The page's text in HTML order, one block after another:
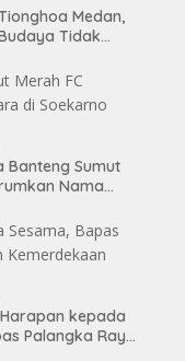
Medan,
Tidak
Banteng Sumut
Nama
kepada
Palangka Raya